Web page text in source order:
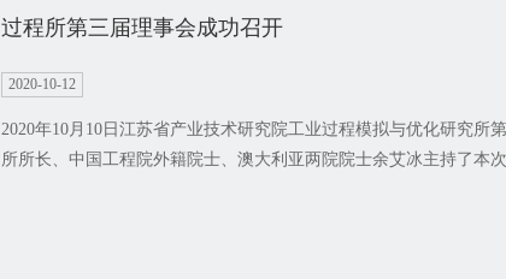
过程所第三届理事会成功召开
2020-10-12
2020年10月10日江苏省产业技术研究院工业过程模拟与优化研究
所所长、中国工程院外籍院士、澳大利亚两院院士余艾冰主持了本次